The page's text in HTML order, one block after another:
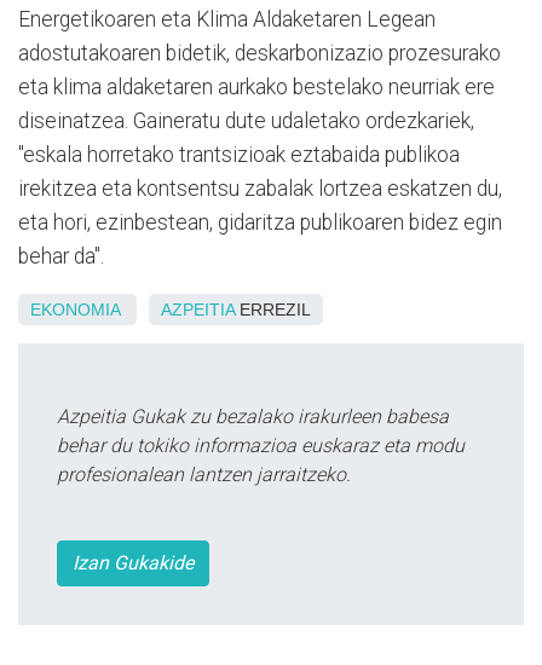
Energetikoaren eta Klima Aldaketaren Legean
adostutakoaren bidetik, deskarbonizazio prozesurako
eta klima aldaketaren aurkako bestelako neurriak ere
diseinatzea. Gaineratu dute udaletako ordezkariek,
"eskala horretako trantsizioak eztabaida publikoa
irekitzea eta kontsentsu zabalak lortzea eskatzen du,
eta hori, ezinbestean, gidaritza publikoaren bidez egin
behar da".
EKONOMIA AZPEITIAERREZIL
Azpeitia Gukak zu bezalako irakurleen babesa
behar du tokiko informazioa euskaraz eta modu
profesionalean lantzen jarraitzeko.
Izan Gukakide